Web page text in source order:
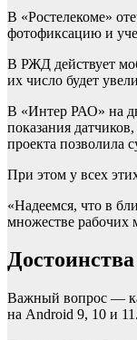
В «Ростелекоме»
фотофиксацию и
В РЖД действует
их число будет
В «Интер РАО» на
показания
проекта позволила
При этом у всех
«Надеемся, что в
множестве рабочих
Важный вопрос —
на Android 9, 10 и 11.